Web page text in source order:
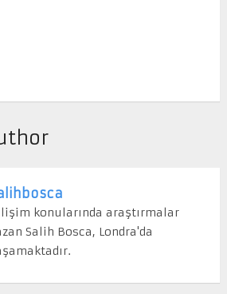
konularında araştırmalar
Salih Bosca, Londra'da